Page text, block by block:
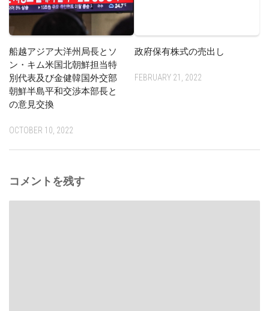
船越アジア大洋州局長とソ
ン・キム米国北朝鮮担当特
別代表及び金健韓国外交部
朝鮮半島平和交渉本部長と
の意見交換
OCTOBER 10, 2022
政府保有株式の売出し
FEBRUARY 21, 2022
コメントを残す